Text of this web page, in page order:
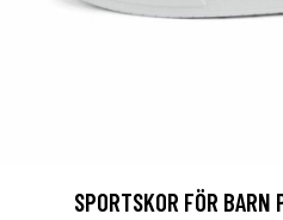
SPORTSKOR FÖR